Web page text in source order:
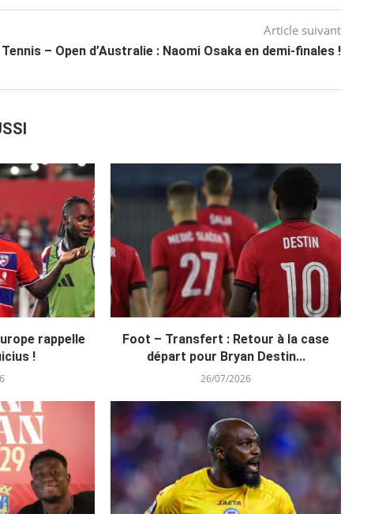
Article suivant
Tennis – Open d’Australie : Naomi Osaka en demi-finales !
rappelle
!
Foot – Transfert : Retour à la case
départ pour Bryan Destin...
26/07/2026